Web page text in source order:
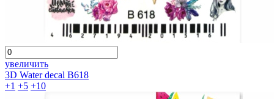
увеличить
3D Water decal B618
+1 +5 +10